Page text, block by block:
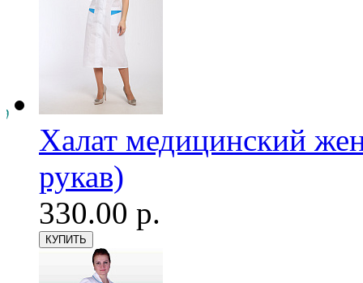
Халат медицинский
рукав)
330.00 р.